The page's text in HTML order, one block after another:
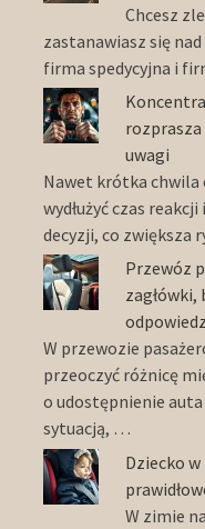
Chcesz
zastanawiasz się
firma spedycyjna i
uwagi
Nawet krótka chwila
wydłużyć czas
decyzji, co zwiększa
Przewóz
zagłówki,
W przewozie
przeoczyć różnicę
o udostępnienie
sytuacją, …
Dziecko
W zimie